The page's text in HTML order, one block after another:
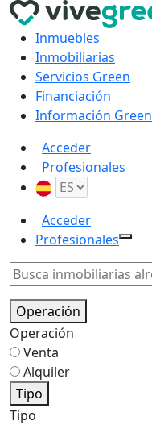
Inmuebles
Inmobiliarias
Servicios Green
Financiación
Información Green
Acceder
Profesionales
Acceder
Profesionales
Operación
Operación
Venta
Alquiler
Tipo
Tipo